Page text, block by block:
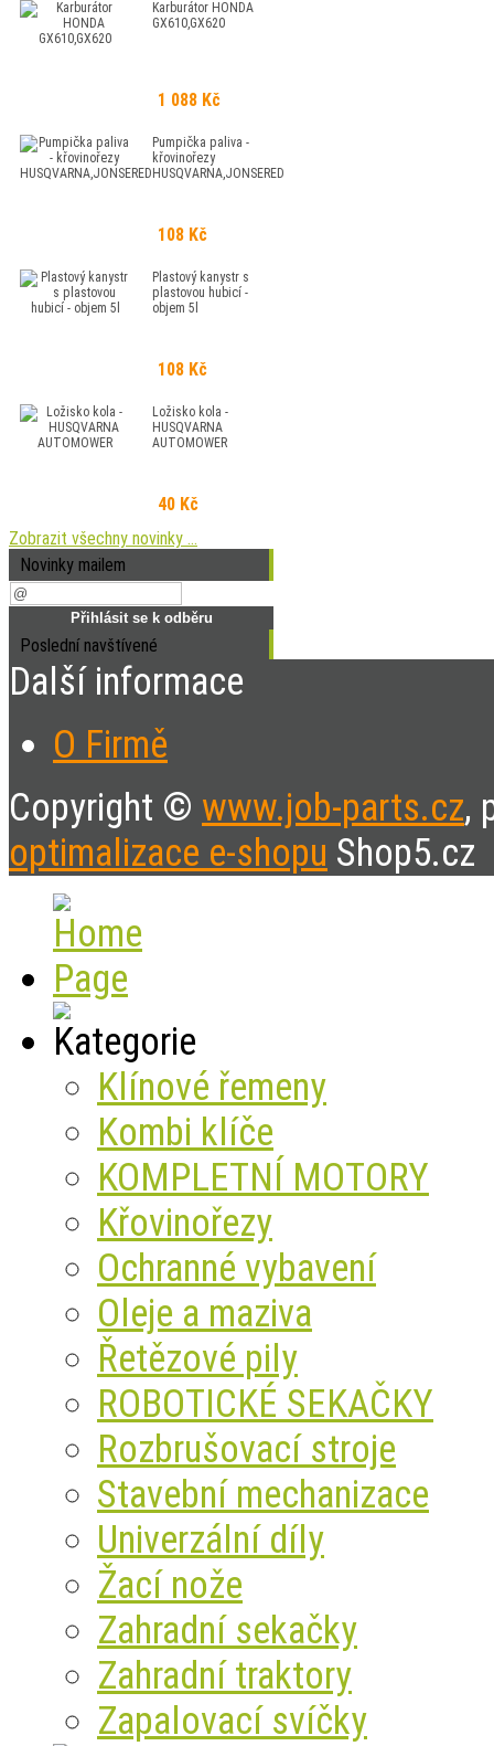
Karburátor HONDA
GX610,GX620
1 088 Kč
Pumpička paliva -
křovinořezy
HUSQVARNA,JONSERED
108 Kč
Plastový kanystr s
plastovou hubicí -
objem 5l
108 Kč
Ložisko kola -
HUSQVARNA
AUTOMOWER
40 Kč
Zobrazit všechny novinky ...
Novinky mailem
Poslední navštívené
Další informace
O Firmě
Copyright © www.job-parts.cz,
optimalizace e-shopu Shop5.cz
Klínové řemeny
Kombi klíče
KOMPLETNÍ MOTORY
Křovinořezy
Ochranné vybavení
Oleje a maziva
Řetězové pily
ROBOTICKÉ SEKAČKY
Rozbrušovací stroje
Stavební mechanizace
Univerzální díly
Žací nože
Zahradní sekačky
Zahradní traktory
Zapalovací svíčky